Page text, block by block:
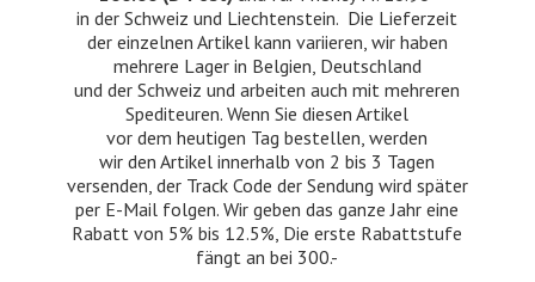
in der Schweiz und Liechtenstein. Die Lieferzeit
der einzelnen Artikel kann variieren, wir haben
mehrere Lager in Belgien, Deutschland
und der Schweiz und arbeiten auch mit mehreren
Spediteuren. Wenn Sie diesen Artikel
vor dem heutigen Tag bestellen, werden
wir den Artikel innerhalb von 2 bis 3 Tagen
versenden, der Track Code der Sendung wird später
per E-Mail folgen. Wir geben das ganze Jahr eine
Rabatt von 5% bis 12.5%, Die erste Rabattstufe
fängt an bei 300.-